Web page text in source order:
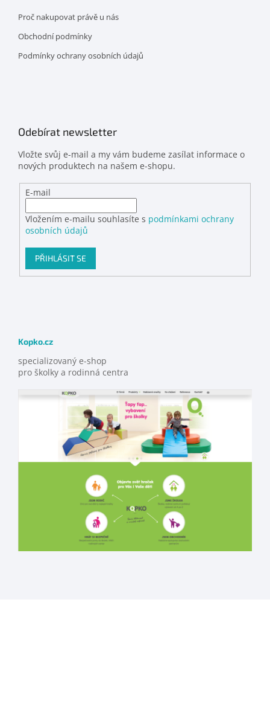
Proč nakupovat právě u nás
Obchodní podmínky
Podmínky ochrany osobních údajů
Odebírat newsletter
Vložte svůj e-mail a my vám budeme zasílat informace o
nových produktech na našem e-shopu.
E-mail
Vložením e-mailu souhlasíte s podmínkami ochrany
osobních údajů
PŘIHLÁSIT SE
Kopko.cz
specializovaný e-shop
pro školky a rodinná centra